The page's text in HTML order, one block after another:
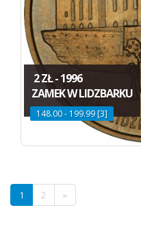
2 ZŁ - 1996
ZAMEK W LIDZBARKU
148.00 - 199.99 [3]
1 2 »